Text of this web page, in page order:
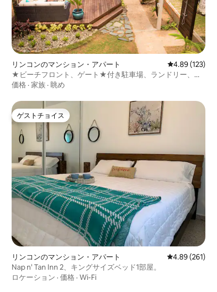
リンコンのマンション・アパート レビュー123
4.89 (123)
★ビーチフロント、ゲート★付き駐車場、ランドリー、
Wi-Fi、エアコン
価格 · 家族 · 眺め
ゲストチョイス
ゲストチョイス
リンコンのマンション・アパート レビュー261
4.89 (261)
Nap n' Tan Inn 2、キングサイズベッド1部屋。
ロケーション · 価格 · Wi-Fi